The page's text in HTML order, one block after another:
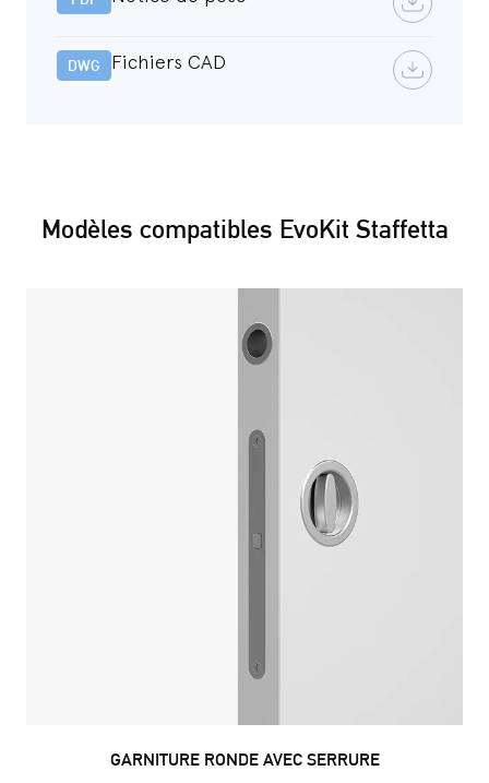
DWG Fichiers CAD
Modèles compatibles EvoKit Staffetta
GARNITURE RONDE AVEC SERRURE